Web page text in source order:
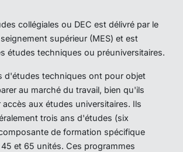
collégiales ou DEC est délivré par le
supérieur (MES) et est
études techniques ou préuniversitaires.
d'études techniques ont pour objet
au marché du travail, bien qu'ils
aux études universitaires. Ils
trois ans d'études (six
de formation spécifique
et 65 unités. Ces programmes